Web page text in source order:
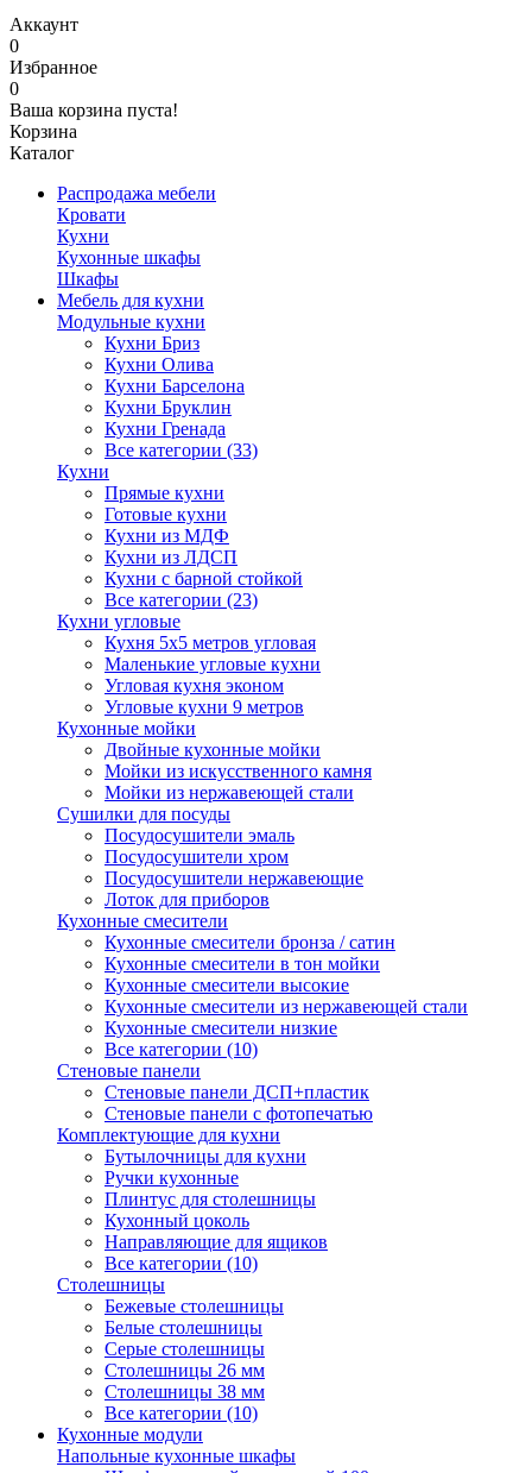
Аккаунт
0
Избранное
0
Ваша корзина пуста!
Корзина
Каталог
Распродажа мебели
Кровати
Кухни
Кухонные шкафы
Шкафы
Мебель для кухни
Модульные кухни
Кухни Бриз
Кухни Олива
Кухни Барселона
Кухни Бруклин
Кухни Гренада
Все категории (33)
Кухни
Прямые кухни
Готовые кухни
Кухни из МДФ
Кухни из ЛДСП
Кухни с барной стойкой
Все категории (23)
Кухни угловые
Кухня 5х5 метров угловая
Маленькие угловые кухни
Угловая кухня эконом
Угловые кухни 9 метров
Кухонные мойки
Двойные кухонные мойки
Мойки из искусственного камня
Мойки из нержавеющей стали
Сушилки для посуды
Посудосушители эмаль
Посудосушители хром
Посудосушители нержавеющие
Лоток для приборов
Кухонные смесители
Кухонные смесители бронза / сатин
Кухонные смесители в тон мойки
Кухонные смесители высокие
Кухонные смесители из нержавеющей стали
Кухонные смесители низкие
Все категории (10)
Стеновые панели
Стеновые панели ДСП+пластик
Стеновые панели с фотопечатью
Комплектующие для кухни
Бутылочницы для кухни
Ручки кухонные
Плинтус для столешницы
Кухонный цоколь
Направляющие для ящиков
Все категории (10)
Столешницы
Бежевые столешницы
Белые столешницы
Серые столешницы
Столешницы 26 мм
Столешницы 38 мм
Все категории (10)
Кухонные модули
Напольные кухонные шкафы